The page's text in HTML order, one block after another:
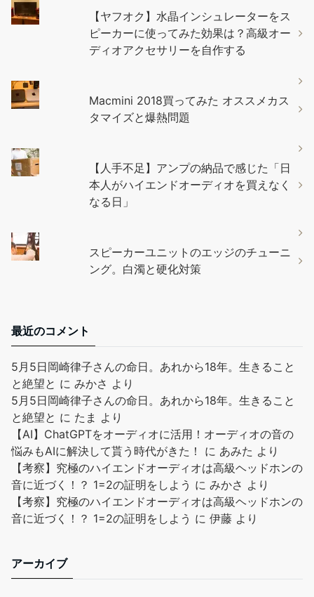
【ヤフオク】水晶インシュレーターをス
ピーカーに使ってみた効果は？高級オー
ディオアクセサリーを自作する
Macmini 2018買ってみた オススメカス
タマイズと爆熱問題
【人手不足】アンプの納品で感じた「日
本人がハイエンドオーディオを買えなく
なる日」
スピーカーユニットのエッジのチューニ
ング。白濁と硬化対策
最近のコメント
5月5日岡崎律子さんの命日。あれから18年。生きること
と絶望と に みかさ より
5月5日岡崎律子さんの命日。あれから18年。生きること
と絶望と に たま より
【AI】ChatGPTをオーディオに活用！オーディオの音の
悩みもAIに解決して貰う時代がきた！
に あみた より
【考察】究極のハイエンドオーディオは高級ヘッドホンの
音に近づく！？ 1=2の証明をしよう に みかさ より
【考察】究極のハイエンドオーディオは高級ヘッドホンの
音に近づく！？ 1=2の証明をしよう に 伊藤 より
アーカイブ